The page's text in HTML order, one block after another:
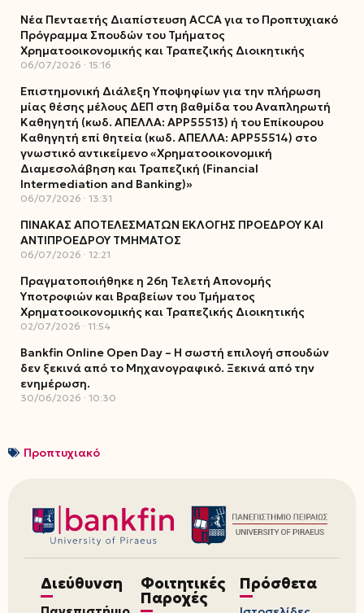
Νέα Πενταετής Διαπίστευση ACCA για το Προπτυχιακό
Πρόγραμμα Σπουδών του Τμήματος
Χρηματοοικονομικής και Τραπεζικής Διοικητικής
06/07/2026 15:16
Επιστημονική Διάλεξη Υποψηφίων για την πλήρωση
μίας θέσης μέλους ΔΕΠ στη βαθμίδα του Αναπληρωτή
Καθηγητή (κωδ. ΑΠΕΛΛΑ: ΑΡΡ55513) ή του Επίκουρου
Καθηγητή επί θητεία (κωδ. ΑΠΕΛΛΑ: ΑΡΡ55514) στο
γνωστικό αντικείμενο «Χρηματοοικονομική
Διαμεσολάβηση και Τραπεζική (Financial
Intermediation and Banking)»
06/07/2026 13:31
ΠΙΝΑΚΑΣ ΑΠΟΤΕΛΕΣΜΑΤΩΝ ΕΚΛΟΓΗΣ ΠΡΟΕΔΡΟΥ ΚΑΙ
ΑΝΤΙΠΡΟΕΔΡΟΥ ΤΜΗΜΑΤΟΣ
06/07/2026 12:21
Πραγματοποιήθηκε η 26η Τελετή Απονομής
Υποτροφιών και Βραβείων του Τμήματος
Χρηματοοικονομικής και Τραπεζικής Διοικητικής
02/07/2026 11:54
Bankfin Online Open Day – Η σωστή επιλογή σπουδών
δεν ξεκινά από το Μηχανογραφικό. Ξεκινά από την
ενημέρωση.
30/06/2026 10:30
Προπτυχιακό
Διεύθυνση Φοιτητικές
Παροχές
Πρόσθετα